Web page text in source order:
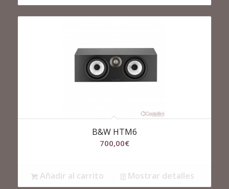
B&W HTM6
700,00€
Añadir al carrito Mostrar detalles